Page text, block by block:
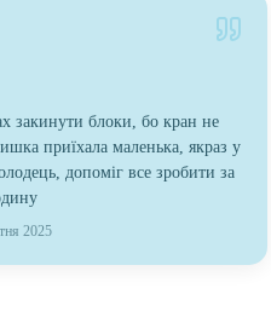
закинути блоки, бо кран не
приїхала маленька, якраз у
допоміг все зробити за
2025